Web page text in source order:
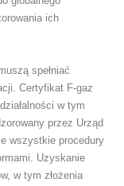
ich
spełniać
Certyfikat F-gaz
w tym
przez Urząd
wszystkie procedury
Uzyskanie
w tym złożenia